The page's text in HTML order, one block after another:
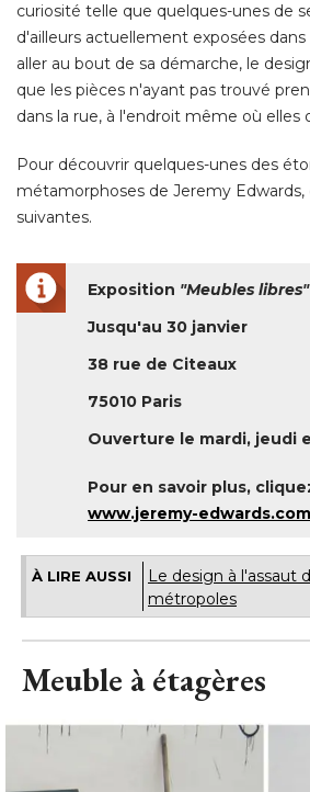
curiosité telle que quelques-unes de
d'ailleurs actuellement exposées
aller au bout de sa démarche, le
que les pièces n'ayant pas trouvé
dans la rue, à l'endroit même où elles
Pour découvrir quelques-unes des
métamorphoses de Jeremy Edwards,
suivantes.
Exposition "Meubles libres"
Jusqu'au 30 janvier
38 rue de Citeaux
75010 Paris
Ouverture le mardi, jeudi
Pour en savoir plus,
www.jeremy-edwards.com
À LIRE AUSSI
Le design à l'assaut
métropoles
Meuble à étagères